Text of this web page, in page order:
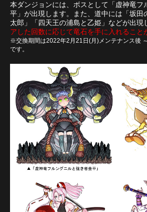
本ダンジョンには、ボスとして「虚神竜フ
平」が出現します。また、道中には「坂田
太郎」「四天王の浦島と乙姫」などが出現
アした回数に応じて竜石を手に入れること
※交換期間は2022年2月21日(月)メンテナンス後
です。